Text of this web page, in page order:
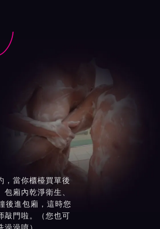
，當你櫃檯買單後
廂內乾淨衛生、
後進包廂，這時您
敲門啦。（您也可